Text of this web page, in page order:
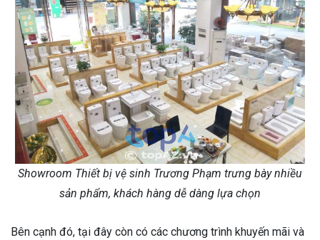
Showroom Thiết bị vệ sinh Trương Phạm trưng bày nhiều
sản phẩm, khách hàng dễ dàng lựa chọn
Bên cạnh đó, tại đây còn có các chương trình khuyến mãi và